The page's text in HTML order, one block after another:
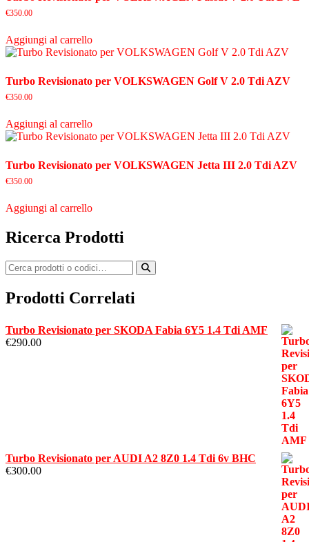
€350.00
Aggiungi al carrello
Turbo Revisionato per VOLKSWAGEN Golf V 2.0 Tdi AZV
€350.00
Aggiungi al carrello
Turbo Revisionato per VOLKSWAGEN Jetta III 2.0 Tdi AZV
€350.00
Aggiungi al carrello
Ricerca Prodotti
Prodotti Correlati
Turbo Revisionato per SKODA Fabia 6Y5 1.4 Tdi AMF
€290.00
Turbo Revisionato per AUDI A2 8Z0 1.4 Tdi 6v BHC
€300.00